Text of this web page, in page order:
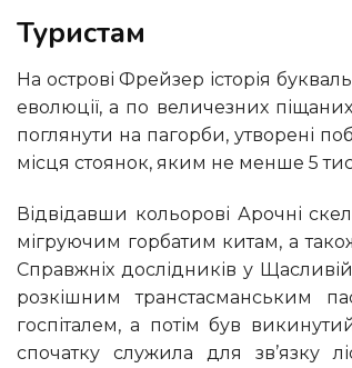
Туристам
На острові Фрейзер історія буквально витає у повітрі. За дикорослими квітами можна простежити 700 тисяч років
еволюції, а по величезних
поглянути на пагорби, утворені
місця стоянок, яким не менше 5
Відвідавши кольорові Арочні скелі, Ви побачите місце, де чоловіки – предки аборигенів грали на диджериду
мігруючим горбатим китам, а
Справжніх дослідників у
розкішним транстасманським
госпіталем, а потім був
спочатку служила для зв’язку